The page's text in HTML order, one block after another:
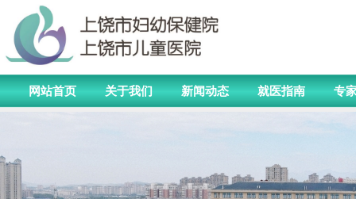
网站首页 关于我们 新闻动态 就医指南 专